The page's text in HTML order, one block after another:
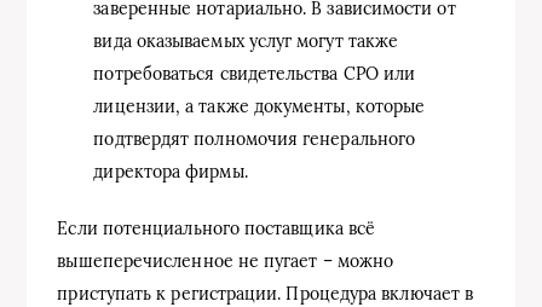
заверенные нотариально. В зависимости от
вида оказываемых услуг могут также
потребоваться свидетельства СРО или
лицензии, а также документы, которые
подтвердят полномочия генерального
директора фирмы.
Если потенциального поставщика всё
вышеперечисленное не пугает – можно
приступать к регистрации. Процедура включает в